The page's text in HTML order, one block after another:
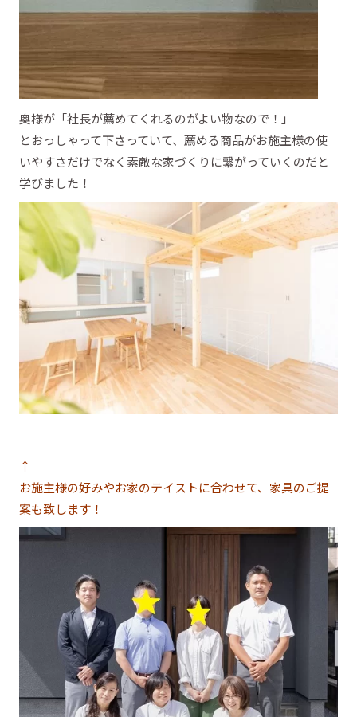
奥様が「社長が薦めてくれるのがよい物なので！」
とおっしゃって下さっていて、薦める商品がお施主様の使
いやすさだけでなく素敵な家づくりに繋がっていくのだと
学びました！
↑
お施主様の好みやお家のテイストに合わせて、家具のご提
案も致します！